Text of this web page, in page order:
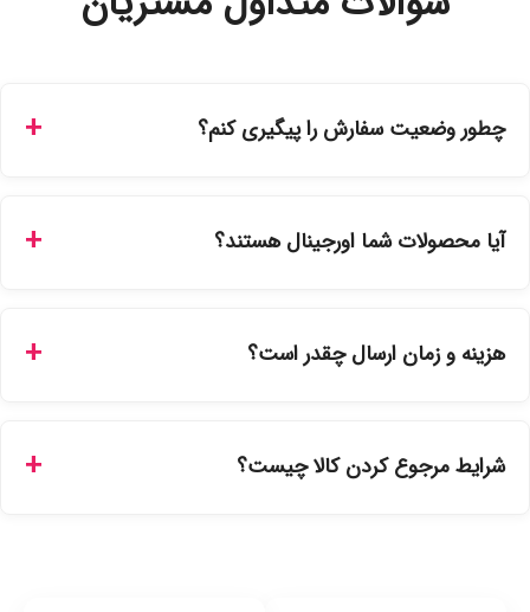
چطور وضعیت سفارش را پیگیری کنم؟
سفارشات در سایت، وضعیت لحظه‌ای مرسوله را مشاهده کنید.
آیا محصولات شما اورجینال هستند؟
نمایندگی‌های معتبر تهیه شده و دارای بچ‌کد قابل استعلام هستند.
هزینه و زمان ارسال چقدر است؟
انتخاب کنید و برای شهرستان‌ها بین یک الی ۳ روز کاری از طریق
شرایط مرجوع کردن کالا چیست؟